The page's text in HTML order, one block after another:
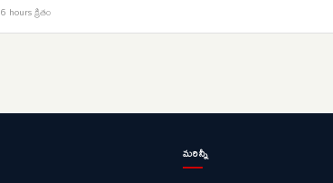
6 hours క్రితం
మరిన్నీ